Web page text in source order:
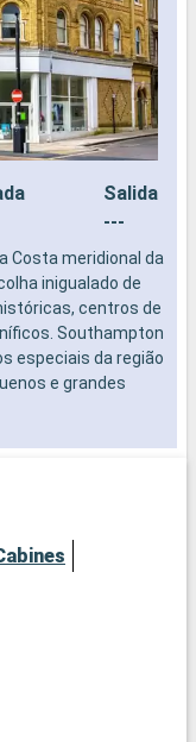
Salida
---
Costa meridional da
inigualado de
centros de
Southampton
especiais da região
e grandes